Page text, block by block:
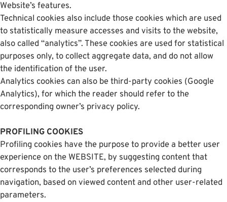
Website’s features.
Technical cookies also include those cookies which are used
to statistically measure accesses and visits to the website,
also called “analytics”. These cookies are used for statistical
purposes only, to collect aggregate data, and do not allow
the identification of the user.
Analytics cookies can also be third-party cookies (Google
Analytics), for which the reader should refer to the
corresponding owner’s privacy policy.
PROFILING COOKIES
Profiling cookies have the purpose to provide a better user
experience on the WEBSITE, by suggesting content that
corresponds to the user’s preferences selected during
navigation, based on viewed content and other user-related
parameters.